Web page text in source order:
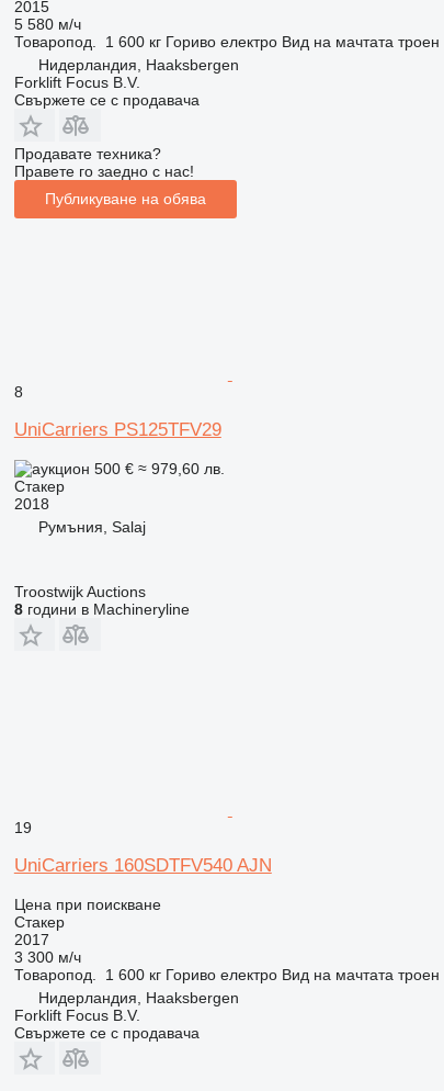
2015
5 580 м/ч
Товаропод.
1 600 кг Гориво електро Вид на мачтата троен
Нидерландия, Haaksbergen
Forklift Focus B.V.
Свържете се с продавача
Продавате техника?
Правете го заедно с нас!
Публикуване на обява
8
UniCarriers PS125TFV29
500 € ≈ 979,60 лв.
Стакер
2018
Румъния, Salaj
Troostwijk Auctions
8години в Machineryline
19
UniCarriers 160SDTFV540 AJN
Цена при поискване
Стакер
2017
3 300 м/ч
Товаропод.
1 600 кг Гориво електро Вид на мачтата троен
Нидерландия, Haaksbergen
Forklift Focus B.V.
Свържете се с продавача